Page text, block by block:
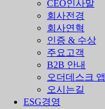
CEO인사말
회사전경
회사연혁
인증 & 수상
주요고객
B2B 안내
오더데스크 앱
오시는길
ESG경영